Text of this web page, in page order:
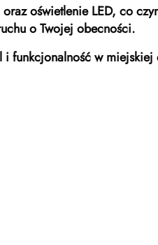
oświetlenie LED, co
o Twojej obecności.
funkcjonalność w